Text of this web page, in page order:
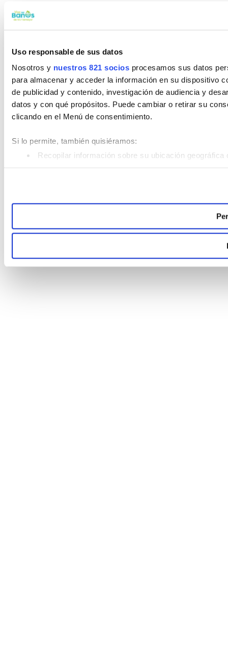
Uso responsable de sus datos
Nosotros y nuestros 821 socios procesamos sus datos
para almacenar y acceder la información en su dispositivo
de publicidad y contenido, investigación de audiencia y
datos y con qué propósitos. Puede cambiar o retirar su
clicando en el Menú de consentimiento.
Si lo permite, también quisiéramos:
Recopilar información sobre su ubicación
Las cookies de este sitio web se usan para personalizar
analizar el tráfico. Además, compartimos información
sociales, publicidad y análisis web, quienes pueden